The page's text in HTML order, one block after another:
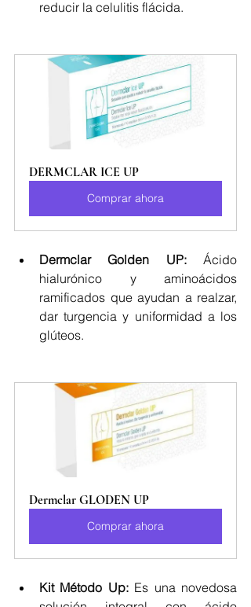
reducir la celulitis flácida.
DERMCLAR ICE UP
Comprar ahora
Dermclar Golden UP: Ácido
hialurónico y aminoácidos
ramificados que ayudan a realzar,
dar turgencia y uniformidad a los
glúteos.
Dermclar GLODEN UP
Comprar ahora
Kit Método Up: Es una novedosa